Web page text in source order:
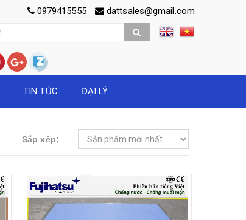
0979415555 dattsales@gmail.com
TIN TỨC ĐẠI LÝ
Sắp xếp: